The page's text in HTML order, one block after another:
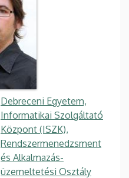
Debreceni Egyetem,
Informatikai Szolgáltató
Központ (ISZK),
Rendszermenedzsment
és Alkalmazás-
üzemeltetési Osztály